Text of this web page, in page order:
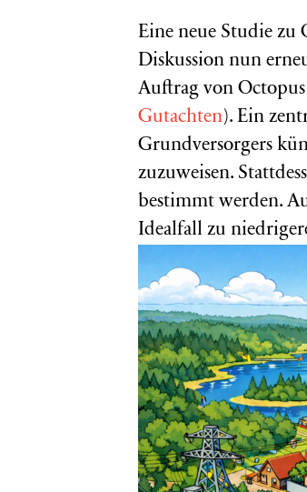
Eine neue Studie
Diskussion nun
Auftrag von
Gutachten). Ein
Grundversorgers
zuzuweisen.
bestimmt werden.
Idealfall zu